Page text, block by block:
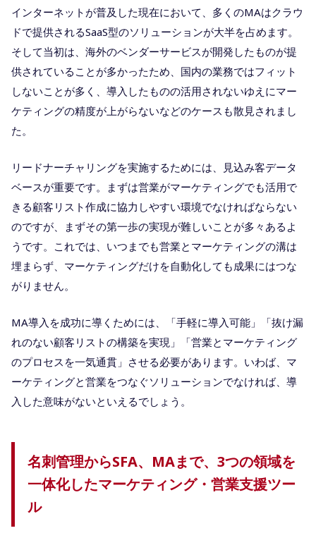
インターネットが普及した現在において、多くのMAはクラウ
ドで提供されるSaaS型のソリューションが大半を占めます。
そして当初は、海外のベンダーサービスが開発したものが提
供されていることが多かったため、国内の業務ではフィット
しないことが多く、導入したものの活用されないゆえにマー
ケティングの精度が上がらないなどのケースも散見されまし
た。
リードナーチャリングを実施するためには、見込み客データ
ベースが重要です。まずは営業がマーケティングでも活用で
きる顧客リスト作成に協力しやすい環境でなければならない
のですが、まずその第一歩の実現が難しいことが多々あるよ
うです。これでは、いつまでも営業とマーケティングの溝は
埋まらず、マーケティングだけを自動化しても成果にはつな
がりません。
MA導入を成功に導くためには、「手軽に導入可能」「抜け漏
れのない顧客リストの構築を実現」「営業とマーケティング
のプロセスを一気通貫」させる必要があります。いわば、マ
ーケティングと営業をつなぐソリューションでなければ、導
入した意味がないといえるでしょう。
名刺管理からSFA、MAまで、3つの領域を
一体化したマーケティング・営業支援ツー
ル